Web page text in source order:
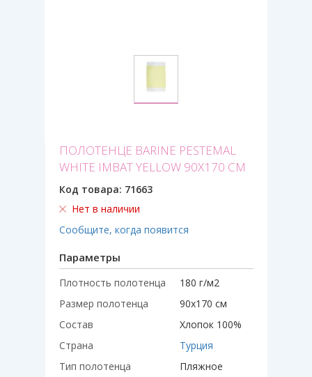
ПОЛОТЕНЦЕ BARINE PESTEMAL
WHITE IMBAT YELLOW 90Х170 СМ
Код товара: 71663
Нет в наличии
Сообщите, когда появится
Параметры
Плотность полотенца
180 г/м2
Размер полотенца
90х170 см
Состав
Хлопок 100%
Страна
Турция
Тип полотенца
Пляжное